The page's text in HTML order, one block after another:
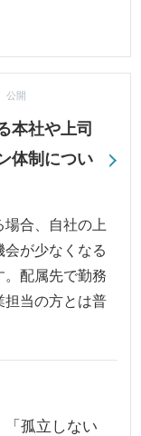
本社や上司
体制につい
公開
合、自社の上
が少なくなる
配属先で勤務
担当の方とは普
孤立しない